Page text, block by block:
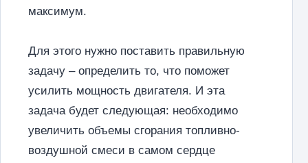
максимум.
Для этого нужно поставить правильную
задачу – определить то, что поможет
усилить мощность двигателя. И эта
задача будет следующая: необходимо
увеличить объемы сгорания топливно-
воздушной смеси в самом сердце